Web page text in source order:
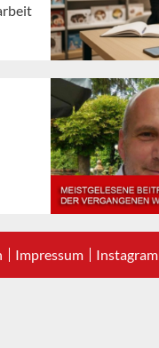
Impressum Instagram